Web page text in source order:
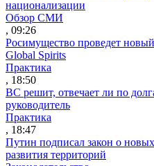
национализации
Обзор СМИ
, 09:26
Росимущество проведет
Global Spirits
Практика
, 18:50
ВС решит, отвечает ли по
руководитель
Практика
, 18:47
Путин подписал закон о
развития территорий